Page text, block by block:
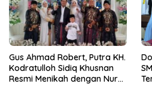
Gus Ahmad Robert, Putra KH.
Kodratulloh Sidiq Khusnan
Resmi Menikah dengan Nur